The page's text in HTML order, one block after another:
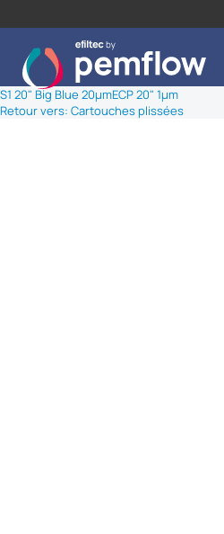
S1 20" Big Blue 20µmECP 20" 1µm
Retour vers: Cartouches plissées